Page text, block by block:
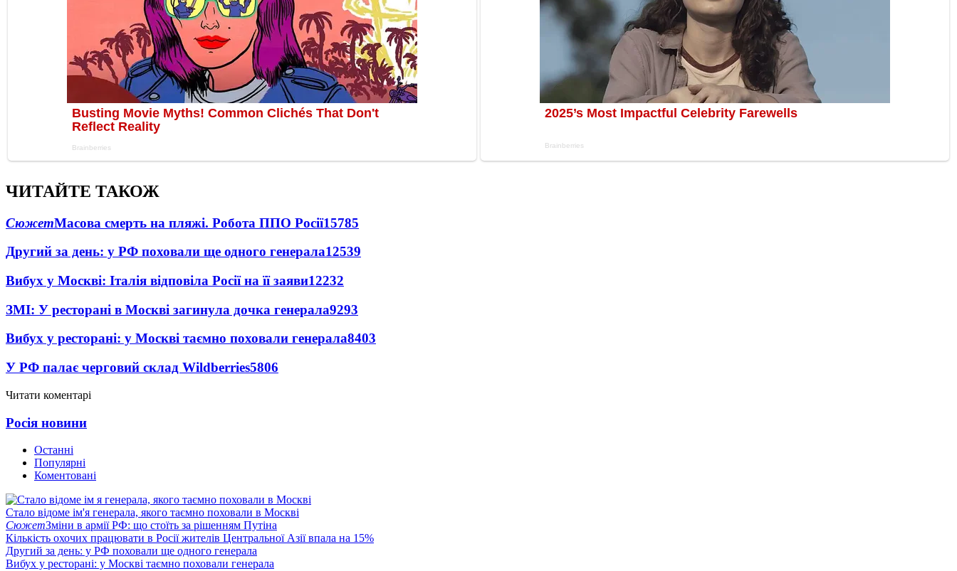
ЧИТАЙТЕ ТАКОЖ
СюжетМасова смерть на пляжі. Робота ППО Росії15785
Другий за день: у РФ поховали ще одного генерала12539
Вибух у Москві: Італія відповіла Росії на її заяви12232
ЗМІ: У ресторані в Москві загинула дочка генерала9293
Вибух у ресторані: у Москві таємно поховали генерала8403
У РФ палає черговий склад Wildberries5806
Читати коментарі
Росія новини
Останні
Популярні
Коментовані
Стало відоме ім'я генерала, якого таємно поховали в Москві
СюжетЗміни в армії РФ: що стоїть за рішенням Путіна
Кількість охочих працювати в Росії жителів Центральної Азії впала на 15%
Другий за день: у РФ поховали ще одного генерала
Вибух у ресторані: у Москві таємно поховали генерала